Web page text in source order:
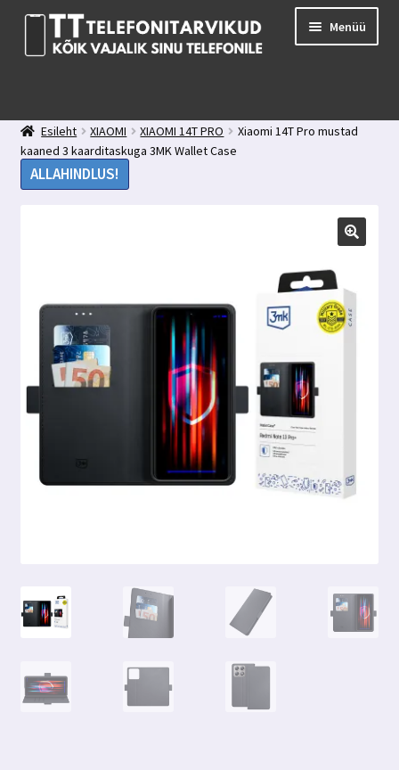
Liigu
navigeerimisele
Liigu
juurde
Menüü
Minu konto
Ostukorv
Esileht XIAOMI XIAOMI 14T PRO
Xiaomi 14T Pro mustad
kaaned 3 kaarditaskuga 3MK Wallet Case
ALLAHINDLUS!